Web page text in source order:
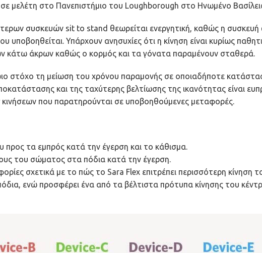
μελέτη στο Πανεπιστήμιο του Loughborough στο Ηνωμένο
συσκευών sit to stand θεωρείται ενεργητική, καθώς η συσκευή
Υπάρχουν ανησυχίες ότι η κίνηση είναι κυρίως
των κάτω άκρων καθώς ο κορμός και τα γόνατα παραμένουν σταθερά.
στόχο τη μείωση του χρόνου παραμονής σε οποιαδήποτε
και της ταχύτερης βελτίωσης της ικανότητας είναι
κινήσεων που παρατηρούνται σε υποβοηθούμενες μεταφορές.
προς τα εμπρός κατά την έγερση και το κάθισμα.
του σώματος στα πόδια κατά την έγερση.
σχετικά με το πώς το Sara Flex επιτρέπει περισσότερη κίνηση
ενώ προσφέρει ένα από τα βέλτιστα πρότυπα κίνησης του